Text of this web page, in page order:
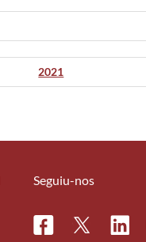
2021
Seguiu-nos
FacebookTwitter